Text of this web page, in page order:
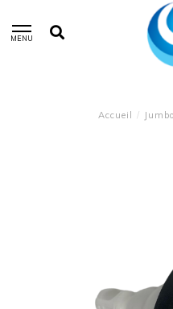
MENU
Accueil /